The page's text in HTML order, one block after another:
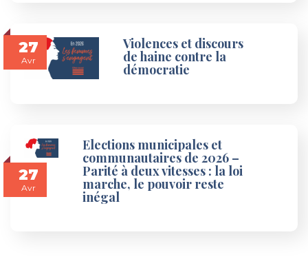
27
Avr
Violences et discours
de haine contre la
démocratie
27
Avr
Elections municipales et
communautaires de 2026 –
Parité à deux vitesses : la loi
marche, le pouvoir reste
inégal